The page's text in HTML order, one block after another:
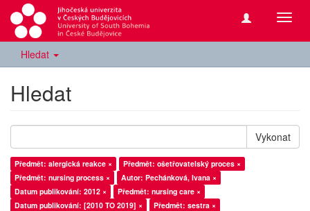
Hledat
Hledat
Vykonat
Předmět: alergická reakce ×
Předmět: ošetřovatelský proces ×
Předmět: nursing process ×
Autor: Pechánková, Ivana ×
Datum publikování: 2012 ×
Předmět: nursing care ×
Datum publikování: [2010 TO 2019] ×
Předmět: sestra ×